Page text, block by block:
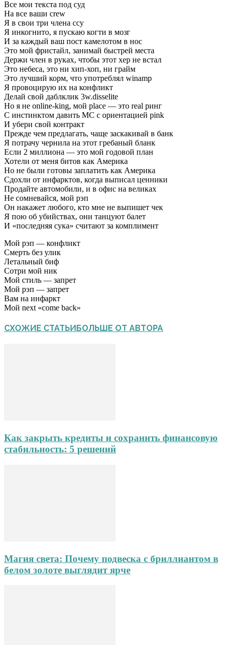
Все мои текста под суд
На все ваши crew
Я в свои три члена ссу
Я инкогнито, я пускаю когти в мозг
И за каждый ваш пост камелотом в нос
Это мой фристайл, занимай быстрей места
Держи член в руках, чтобы этот хер не встал
Это небеса, это ни хип-хоп, ни грайм
Это лучший корм, что употреблял winamp
Я провоцирую их на конфликт
Делай свой даблклик 3w.disselite
Но я не online-king, мой place — это real ринг
С инстинктом давить MC с ориентацией pink
И убери свой контракт
Прежде чем предлагать, чаще заскакивай в банк
Я потрачу чернила на этот гребаный бланк
Если 2 миллиона — это мой годовой план
Хотели от меня битов как Америка
Но не были готовы заплатить как Америка
Сдохли от инфарктов, когда выписал ценники
Продайте автомобили, и в офис на великах
Не сомневайся, мой рэп
Он накажет любого, кто мне не выпишет чек
Я пою об убийствах, они танцуют балет
И «последняя сука» считают за комплимент
Мой рэп — конфликт
Смерть без улик
Летальный биф
Сотри мой ник
Мой стиль — запрет
Мой рэп — запрет
Вам на инфаркт
Мой next «come back»
СХОЖИЕ СТАТЬИБОЛЬШЕ ОТ АВТОРА
Как закрыть кредиты и сохранить финансовую
стабильность: 5 решений
Магия света: Почему подвеска с бриллиантом в
белом золоте выглядит ярче